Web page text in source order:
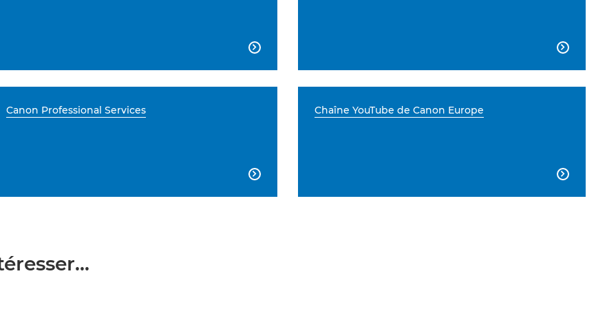
 
Canon Professional Services

Chaîne YouTube de Canon Europe
